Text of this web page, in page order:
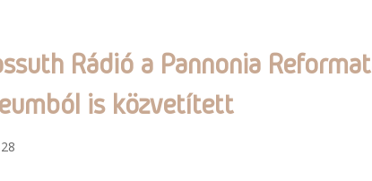
Rádió a Pannonia
is közvetített